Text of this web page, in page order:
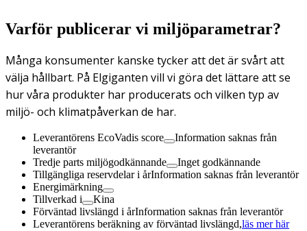
Varför publicerar vi miljöparametrar?
Många konsumenter kanske tycker att det är svårt att
välja hållbart. På Elgiganten vill vi göra det lättare att se
hur våra produkter har producerats och vilken typ av
miljö- och klimatpåverkan de har.
Leverantörens EcoVadis score
Information saknas från
leverantör
Tredje parts miljögodkännande
Inget godkännande
Tillgängliga reservdelar i årInformation saknas från leverantör
Energimärkning
Tillverkad i
Kina
Förväntad livslängd i årInformation saknas från leverantör
Leverantörens beräkning av förväntad livslängd,läs mer här